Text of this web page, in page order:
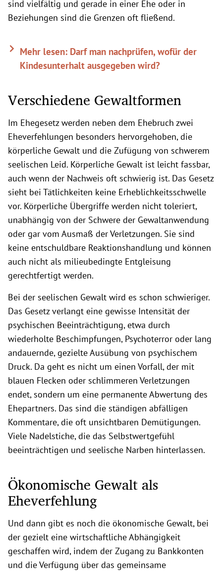
sind vielfältig und gerade in einer Ehe oder in
Beziehungen sind die Grenzen oft fließend.
Mehr lesen: Darf man nachprüfen, wofür der
Kindesunterhalt ausgegeben wird?
Verschiedene Gewaltformen
Im Ehegesetz werden neben dem Ehebruch zwei
Eheverfehlungen besonders hervorgehoben, die
körperliche Gewalt und die Zufügung von schwerem
seelischen Leid. Körperliche Gewalt ist leicht fassbar,
auch wenn der Nachweis oft schwierig ist. Das Gesetz
sieht bei Tätlichkeiten keine Erheblichkeitsschwelle
vor. Körperliche Übergriffe werden nicht toleriert,
unabhängig von der Schwere der Gewaltanwendung
oder gar vom Ausmaß der Verletzungen. Sie sind
keine entschuldbare Reaktionshandlung und können
auch nicht als milieubedingte Entgleisung
gerechtfertigt werden.
Bei der seelischen Gewalt wird es schon schwieriger.
Das Gesetz verlangt eine gewisse Intensität der
psychischen Beeinträchtigung, etwa durch
wiederholte Beschimpfungen, Psychoterror oder lang
andauernde, gezielte Ausübung von psychischem
Druck. Da geht es nicht um einen Vorfall, der mit
blauen Flecken oder schlimmeren Verletzungen
endet, sondern um eine permanente Abwertung des
Ehepartners. Das sind die ständigen abfälligen
Kommentare, die oft unsichtbaren Demütigungen.
Viele Nadelstiche, die das Selbstwertgefühl
beeinträchtigen und seelische Narben hinterlassen.
Ökonomische Gewalt als
Eheverfehlung
Und dann gibt es noch die ökonomische Gewalt, bei
der gezielt eine wirtschaftliche Abhängigkeit
geschaffen wird, indem der Zugang zu Bankkonten
und die Verfügung über das gemeinsame